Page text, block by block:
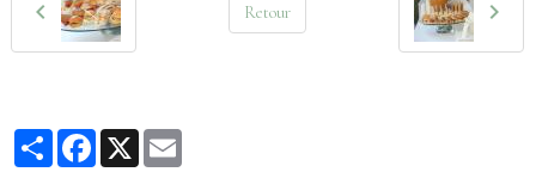
Retour
PartagerFacebook
X